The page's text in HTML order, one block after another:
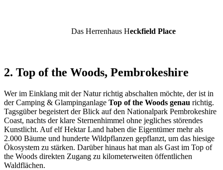
Das Herrenhaus Heckfield Place
2. Top of the Woods, Pembrokeshire
Wer im Einklang mit der Natur richtig abschalten möchte, der ist in
der Camping & Glampinganlage Top of the Woods genau richtig.
Tagsgüber begeistert der Blick auf den Nationalpark Pembrokeshire
Coast, nachts der klare Sternenhimmel ohne jegliches störendes
Kunstlicht. Auf elf Hektar Land haben die Eigentümer mehr als
2.000 Bäume und hunderte Wildpflanzen gepflanzt, um das hiesige
Ökosystem zu stärken. Darüber hinaus hat man als Gast im Top of
the Woods direkten Zugang zu kilometerweiten öffentlichen
Waldflächen.